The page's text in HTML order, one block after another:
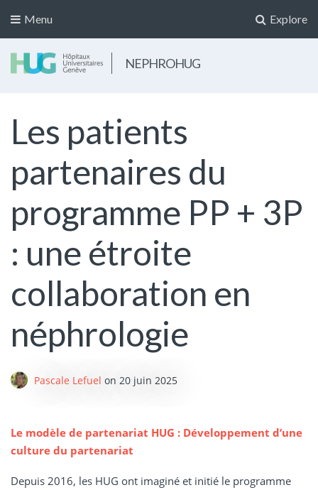
Explore
Menu
NEPHROHUG
Les patients
partenaires du
programme PP + 3P
: une étroite
collaboration en
néphrologie
Pascale Lefuel on 20 juin 2025
Le modèle de partenariat HUG : Développement d’une
culture du partenariat
Depuis 2016, les HUG ont imaginé et initié le programme